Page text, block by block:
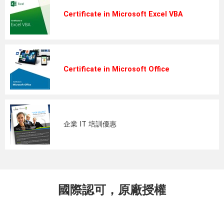
Certificate in Microsoft Excel VBA
Certificate in Microsoft Office
企業 IT 培訓優惠
國際認可，原廠授權